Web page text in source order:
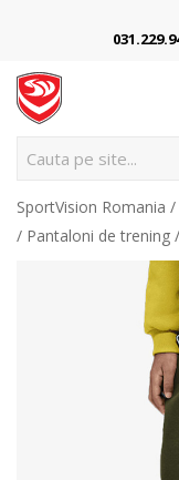
Ca
SportVision Romania
Pantaloni de trening